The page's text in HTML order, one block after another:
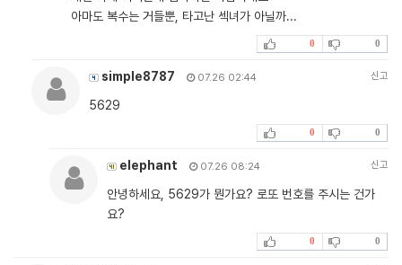
아마도 복수는 거들뿐, 타고난 섹녀가 아닐까...
0 0
simple8787 07.26 02:44 신고
5629
0 0
elephant 07.26 08:24 신고
안녕하세요, 5629가 뭔가요? 로또 번호를 주시는 건가
요?
0 0